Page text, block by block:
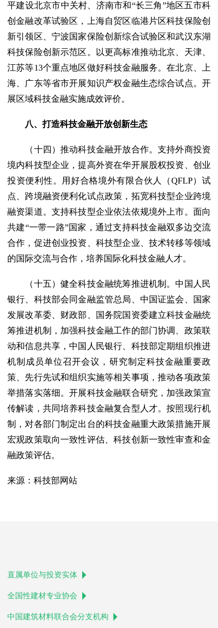
平建设北京市中关村、济南市和“长三角”地区五市科
创金融改革试验区，上海自贸区临港片区科技保险创
新引领区、宁波国家保险创新综合试验区和武汉东湖
科技保险创新示范区。以更高标准推动北京、天津、
江苏等13个重点地区做好科技金融服务。在北京、上
海、广东等省市开展知识产权金融生态综合试点。开
展区域科技金融实施成效评价。
八、打造科技金融开放创新生态
（十四）推动科技金融开放合作。支持外商投资
境内科技型企业，提高外资在华开展股权投资、创业
投资便利性。用好合格境外有限合伙人（QFLP）试
点、跨境融资便利化试点政策，拓宽科技型企业跨境
融资渠道。支持科技型企业依法依规境外上市。面向
共建“一带一路”国家，通过支持科技金融双多边交流
合作，促进创业投资、科技型企业、技术转移等领域
的国际交流与合作，培养国际化科技金融人才。
（十五）健全科技金融统筹推进机制。中国人民
银行、科技部会同金融监管总局、中国证监会、国家
发展改革委、财政部、国务院国资委建立科技金融统
筹推进机制，加强科技金融工作的部门协调、政策联
动和信息共享，中国人民银行、科技部定期组织推进
机制成员单位召开会议，研究制定科技金融重要政
策、先行先试和组织实施等相关事项，推动各项政策
举措落实落细。开展科技金融联合研究，加强政策宣
传解读，共同培养科技金融复合型人才。按照现行机
制，对各部门制定出台的科技金融重大政策措施开展
宏观政策取向一致性评估、科技创新一致性审查和金
融政策评估。
来源：科技部网站
直属单位与投资实体
全国性建材专业协会
中国建筑材料联合会分支机构